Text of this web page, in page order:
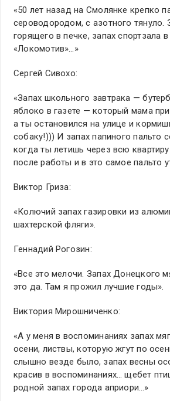
«50 лет назад на Смолянке крепко
сероводородом, с азотного тянуло.
горящего в печке, запах спортзала
«Локомотив»…»
Сергей Сивохо:
«Запах школьного завтрака —
яблоко в газете — который мама
а ты остановился на улице и
собаку!))) И запах папиного пальто
когда ты летишь через всю квартиру
после работы и в это самое пальто
Виктор Гриза:
«Колючий запах газировки из
шахтерской фляги».
Геннадий Рогозин:
«Все это мелочи. Запах Донецкого
это да. Там я прожил лучшие годы».
Виктория Мирошниченко:
«А у меня в воспоминаниях запах
осени, листвы, которую жгут по
слышно везде было, запах весны
красив в воспоминаниях… щебет
родной запах города априори…»